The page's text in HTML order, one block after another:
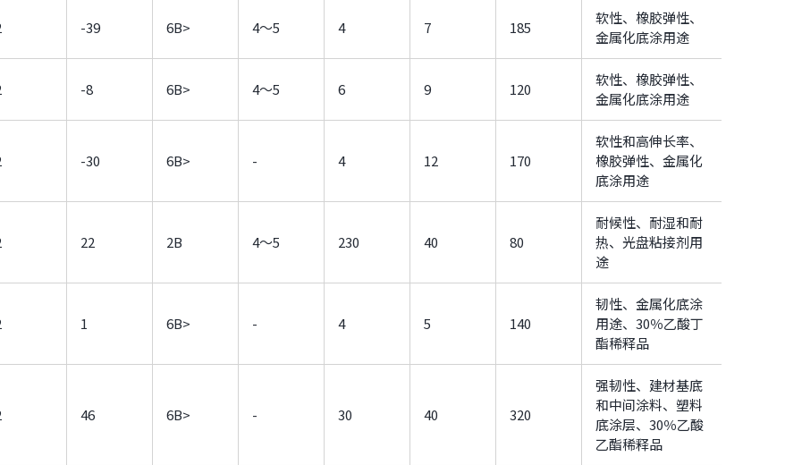
-39 6B> 4～5 4 7 185
软性、橡胶弹性、
金属化底涂用途
-8 6B> 4～5 6 9 120
软性、橡胶弹性、
金属化底涂用途
-30 6B> - 4 12 170
软性和高伸长率、
橡胶弹性、金属化
底涂用途
22 2B 4～5 230 40 80
耐候性、耐湿和耐
热、光盘粘接剂用
途
1 6B> - 4 5 140
韧性、金属化底涂
用途、30％乙酸丁
酯稀释品
46 6B> - 30 40 320
强韧性、建材基底
和中间涂料、塑料
底涂层、30％乙酸
乙酯稀释品